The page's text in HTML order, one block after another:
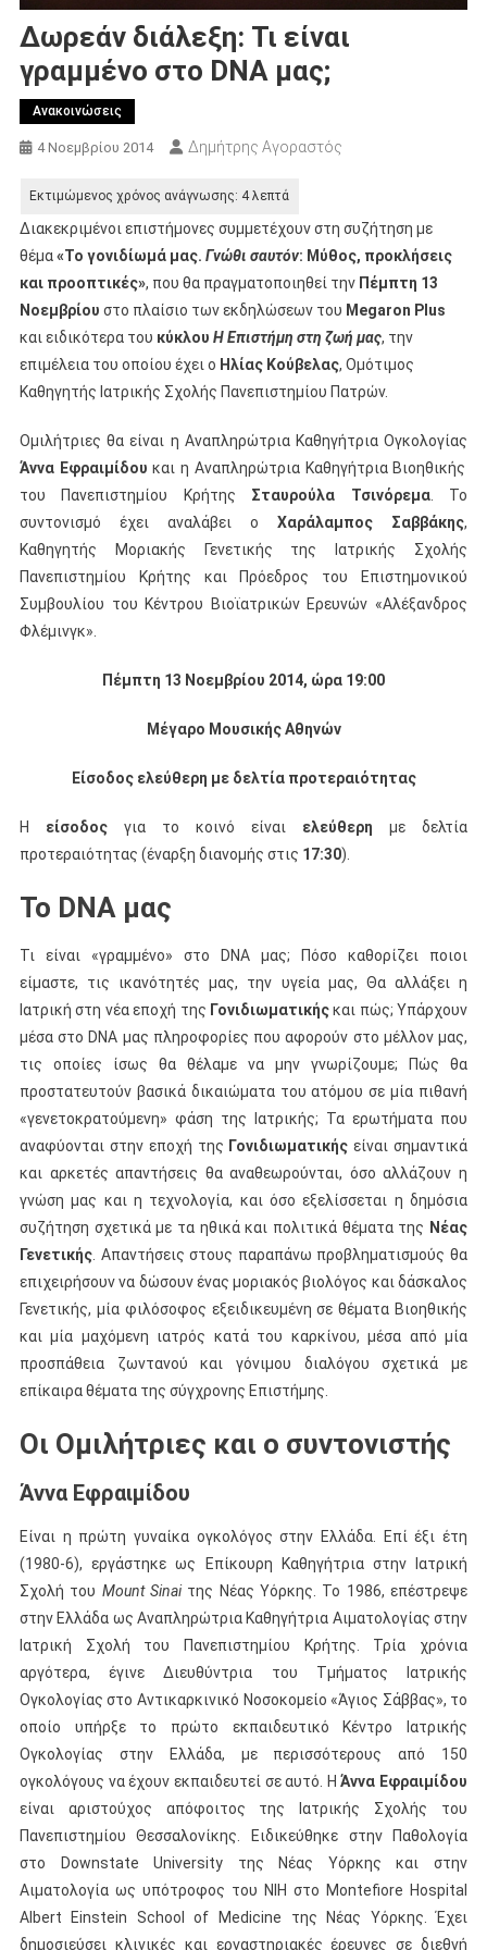
Δωρεάν διάλεξη: Τι είναι
γραμμένο στο DNA μας;
Ανακοινώσεις
4 Νοεμβρίου 2014 Δημήτρης Αγοραστός
Διακεκριμένοι επιστήμονες συμμετέχουν στη συζήτηση με
θέμα«Το γονιδίωμά μας. Γνώθι σαυτόν: Μύθος, προκλήσεις
και προοπτικές», που θα πραγματοποιηθεί την Πέμπτη 13
Νοεμβρίου στο πλαίσιο των εκδηλώσεων του Μ egaron Plus
και ειδικότερα του κύκλου Η Επιστήμη στη ζωή μας, την
επιμέλεια του οποίου έχει ο Ηλίας Κούβελας, Ομότιμος
Καθηγητής Ιατρικής Σχολής Πανεπιστημίου Πατρών.
Ομιλήτριες θα είναι η Αναπληρώτρια Καθηγήτρια Ογκολογίας
Άννα Εφραιμίδουκαι η Αναπληρώτρια Καθηγήτρια Βιοηθικής
του Πανεπιστημίου Κρήτης Σταυρούλα Τσινόρεμα. Το
συντονισμό έχει αναλάβει οΧαράλαμπος Σαββάκης,
Καθηγητής Μοριακής Γενετικής της Ιατρικής Σχολής
Πανεπιστημίου Κρήτης και Πρόεδρος του Επιστημονικού
Συμβουλίου του Κέντρου Βιοϊατρικών Ερευνών «Αλέξανδρος
Φλέμινγκ».
Πέμπτη 13 Νοεμβρίου 2014, ώρα 19:00
Μέγαρο Μουσικής Αθηνών
Είσοδος ελεύθερη με δελτία προτεραιότητας
Η είσοδος για το κοινό είναι ελεύθερη με δελτία
προτεραιότητας (έναρξη διανομής στις 17:30).
Το DNAμας
Τι είναι «γραμμένο» στο DNA μας; Πόσο καθορίζει ποιοι
είμαστε, τις ικανότητές μας, την υγεία μας, Θα αλλάξει η
Ιατρική στη νέα εποχή της Γονιδιωματικήςκαι πώς; Υπάρχουν
μέσα στο DNA μας πληροφορίες που αφορούν στο μέλλον μας,
τις οποίες ίσως θα θέλαμε να μην γνωρίζουμε; Πώς θα
προστατευτούν βασικά δικαιώματα του ατόμου σε μία πιθανή
«γενετοκρατούμενη» φάση της Ιατρικής; Τα ερωτήματα που
αναφύονται στην εποχή της Γονιδιωματικής είναι σημαντικά
και αρκετές απαντήσεις θα αναθεωρούνται, όσο αλλάζουν η
γνώση μας και η τεχνολογία, και όσο εξελίσσεται η δημόσια
συζήτηση σχετικά με τα ηθικά και πολιτικά θέματα της Νέας
Γενετικής. Απαντήσεις στους παραπάνω προβληματισμούς θα
επιχειρήσουν να δώσουν ένας μοριακός βιολόγος και δάσκαλος
Γενετικής, μία φιλόσοφος εξειδικευμένη σε θέματα Βιοηθικής
και μία μαχόμενη ιατρός κατά του καρκίνου, μέσα από μία
προσπάθεια ζωντανού και γόνιμου διαλόγου σχετικά με
επίκαιρα θέματα της σύγχρονης Επιστήμης.
Οι Ομιλήτριες και ο συντονιστής
Άννα Εφραιμίδου
Είναι η πρώτη γυναίκα ογκολόγος στην Ελλάδα. Επί έξι έτη
(1980-6), εργάστηκε ως Επίκουρη Καθηγήτρια στην Ιατρική
Σχολή του Mount Sinaiτης Νέας Υόρκης. Το 1986, επέστρεψε
στην Ελλάδα ως Αναπληρώτρια Καθηγήτρια Αιματολογίας στην
Ιατρική Σχολή του Πανεπιστημίου Κρήτης. Τρία χρόνια
αργότερα, έγινε Διευθύντρια του Τμήματος Ιατρικής
Ογκολογίας στο Αντικαρκινικό Νοσοκομείο «Άγιος Σάββας», το
οποίο υπήρξε το πρώτο εκπαιδευτικό Κέντρο Ιατρικής
Ογκολογίας στην Ελλάδα, με περισσότερους από 150
ογκολόγους να έχουν εκπαιδευτεί σε αυτό. ΗΆννα Εφραιμίδου
είναι αριστούχος απόφοιτος της Ιατρικής Σχολής του
Πανεπιστημίου Θεσσαλονίκης. Ειδικεύθηκε στην Παθολογία
στο Downstate University της Νέας Υόρκης και στην
Αιματολογία ως υπότροφος του ΝΙΗ στο Montefiore Hospital
Albert Einstein School of Medicine της Νέας Υόρκης. Έχει
δημοσιεύσει κλινικές και εργαστηριακές έρευνες σε διεθνή